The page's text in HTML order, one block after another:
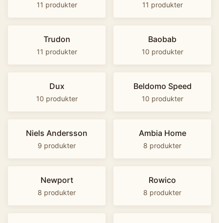
11 produkter 11 produkter
Trudon
11 produkter
Baobab
10 produkter
Dux
10 produkter
Beldomo Speed
10 produkter
Niels Andersson
9 produkter
Ambia Home
8 produkter
Newport
8 produkter
Rowico
8 produkter